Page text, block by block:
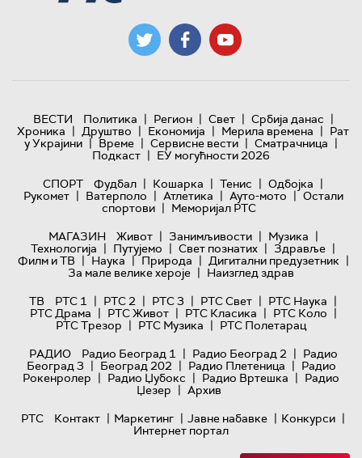
ВЕСТИ Политика | Регион | Свет | Србија данас |
Хроника | Друштво | Економија | Мерила времена | Рат
у Украјини | Време | Сервисне вести | Сматрачница |
Подкаст | ЕУ могућности 2026
СПОРТ
Фудбал | Кошарка | Тенис | Одбојка |
Рукомет | Ватерполо | Атлетика | Ауто-мото | Остали
спортови | Меморијал РТС
МАГАЗИН
Живот | Занимљивости | Музика |
Технологијa | Путујемо | Свет познатих | Здравље |
Филм и ТВ | Наука | Природа | Дигитални предузетник |
За мале велике хероје | Наизглед здрав
ТВ
РТС 1 | РТС 2 | РТС 3 | РТС Свет | РТС Наука |
РТС Драма | РТС Живот | РТС Класика | РТС Коло |
РТС Трезор | РТС Музика | РТС Полетарац
РАДИО
Радио Београд 1 | Радио Београд 2 | Радио
Београд 3 | Београд 202 | Радио Плетеница | Радио
Рокенролер | Радио Џубокс | Радио Вртешка | Радио
Џезер | Архив
РТС
Контакт | Маркетинг | Јавне набавке | Конкурси |
Интернет портал